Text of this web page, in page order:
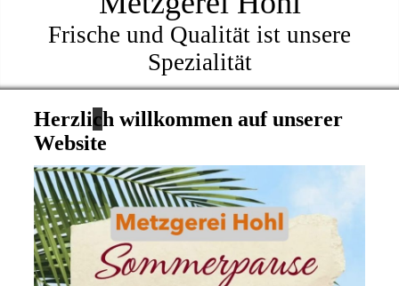
Frische und Qualität ist unsere
Spezialität
Herzlich willkommen auf unserer
Website